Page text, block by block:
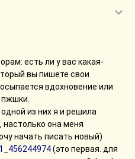
есть ли у вас какая-
вы пишете свои
вдохновение или
из них я и решила
настолько она меня
начать писать новый)
(это первая. для